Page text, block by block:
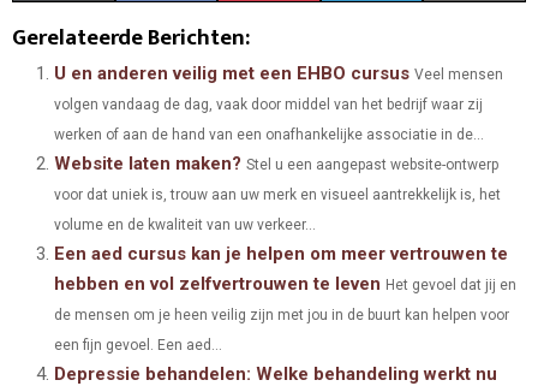
R
O
T
W
I
T
E
R
)
A
R
O
C
E
O
K
A
R
O
N
T
R
S
T
R
O
N
K
D
N
O
Gerelateerde Berichten:
U en anderen veilig met een EHBO cursus Veel mensen
volgen vandaag de dag, vaak door middel van het bedrijf waar zij
werken of aan de hand van een onafhankelijke associatie in de...
Website laten maken? Stel u een aangepast website-ontwerp
voor dat uniek is, trouw aan uw merk en visueel aantrekkelijk is, het
volume en de kwaliteit van uw verkeer...
Een aed cursus kan je helpen om meer vertrouwen te
hebben en vol zelfvertrouwen te leven Het gevoel dat jij en
de mensen om je heen veilig zijn met jou in de buurt kan helpen voor
een fijn gevoel. Een aed...
Depressie behandelen: Welke behandeling werkt nu